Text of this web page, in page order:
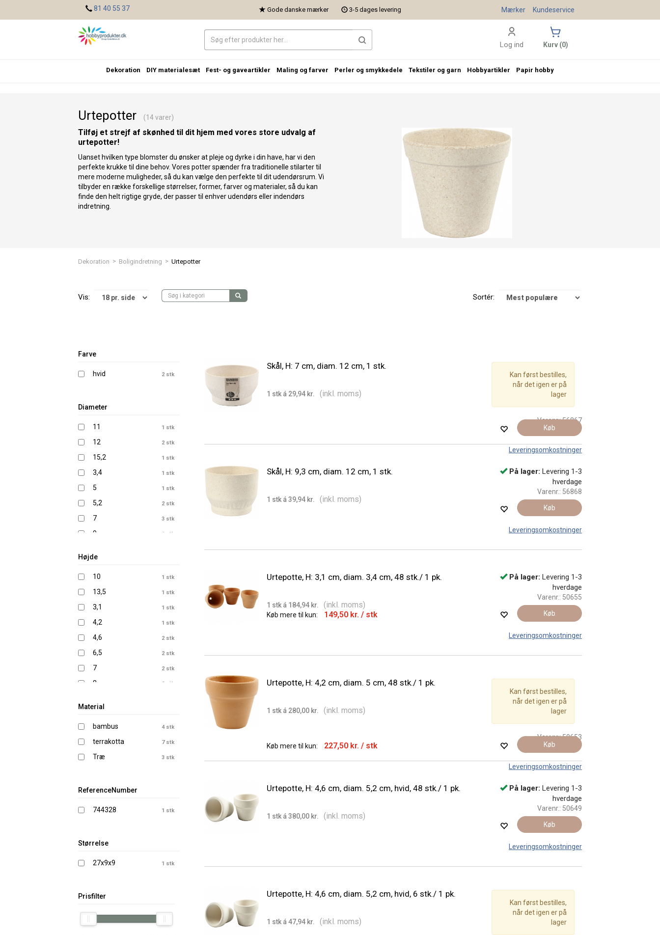
Urtepotter (14 varer)
Tilføj et strejf af skønhed til dit hjem med vores store udvalg af
urtepotter!
Uanset hvilken type blomster du ønsker at pleje og dyrke i din have, har vi den
perfekte krukke til dine behov. Vores potter spænder fra traditionelle stilarter til
mere moderne muligheder, så du kan vælge den perfekte til dit udendørsrum. Vi
tilbyder en række forskellige størrelser, former, farver og materialer, så du kan
finde den helt rigtige gryde, der passer til enhver udendørs eller indendørs
indretning.
Dekoration > Boligindretning > Urtepotter
Vis: Sortér:
Farve
hvid 2 stk
Diameter
11 1 stk
12 2 stk
15,2 1 stk
3,4 1 stk
5 1 stk
5,2 2 stk
7 3 stk
9 1 stk
Højde
10 1 stk
13,5 1 stk
3,1 1 stk
4,2 1 stk
4,6 2 stk
6,5 2 stk
7 2 stk
8 2 stk
Material
bambus 4 stk
terrakotta 7 stk
Træ 3 stk
ReferenceNumber
744328 1 stk
Størrelse
27x9x9 1 stk
Prisfilter
Skål, H: 7 cm, diam. 12 cm, 1 stk.
1 stk á 29,94 kr. (inkl. moms)
Kan først bestilles,
når det igen er på
lager
Varenr.:56867
Køb
Leveringsomkostninger
Skål, H: 9,3 cm, diam. 12 cm, 1 stk.
1 stk á 39,94 kr. (inkl. moms)
På lager: Levering 1-3
hverdage
Varenr.: 56868
Køb
Leveringsomkostninger
Urtepotte, H: 3,1 cm, diam. 3,4 cm, 48 stk./ 1 pk.
1 stk á 184,94 kr. (inkl. moms)
På lager: Levering 1-3
hverdage
Varenr.: 50655
Køb mere til kun: 149,50 kr. / stk Køb
Leveringsomkostninger
Urtepotte, H: 4,2 cm, diam. 5 cm, 48 stk./ 1 pk.
1 stk á 280,00 kr. (inkl. moms)
Kan først bestilles,
når det igen er på
lager
Varenr.:50653
Køb mere til kun:
227,50 kr. / stk Køb
Leveringsomkostninger
Urtepotte, H: 4,6 cm, diam. 5,2 cm, hvid, 48 stk./ 1 pk.
1 stk á 380,00 kr. (inkl. moms)
På lager: Levering 1-3
hverdage
Varenr.: 50649
Køb
Leveringsomkostninger
Urtepotte, H: 4,6 cm, diam. 5,2 cm, hvid, 6 stk./ 1 pk.
1 stk á 47,94 kr. (inkl. moms)
Kan først bestilles,
når det igen er på
lager
81 40 55 37 Gode danske mærker 3-5 dages levering Kundeservice
Mærker
Log ind Kurv (0)
Dekoration DIY materialesæt Fest- og gaveartikler Maling og farver Perler og smykkedele Tekstiler og garn Hobbyartikler Papir hobby